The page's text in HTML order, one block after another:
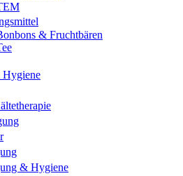
& Fruchtbären
& Hygiene